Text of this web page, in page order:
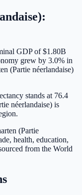
:
GDP of $1.80B
grew by 3.0% in
(Partie néerlandaise)
stands at 76.4
néerlandaise) is
(Partie
health, education,
from the World